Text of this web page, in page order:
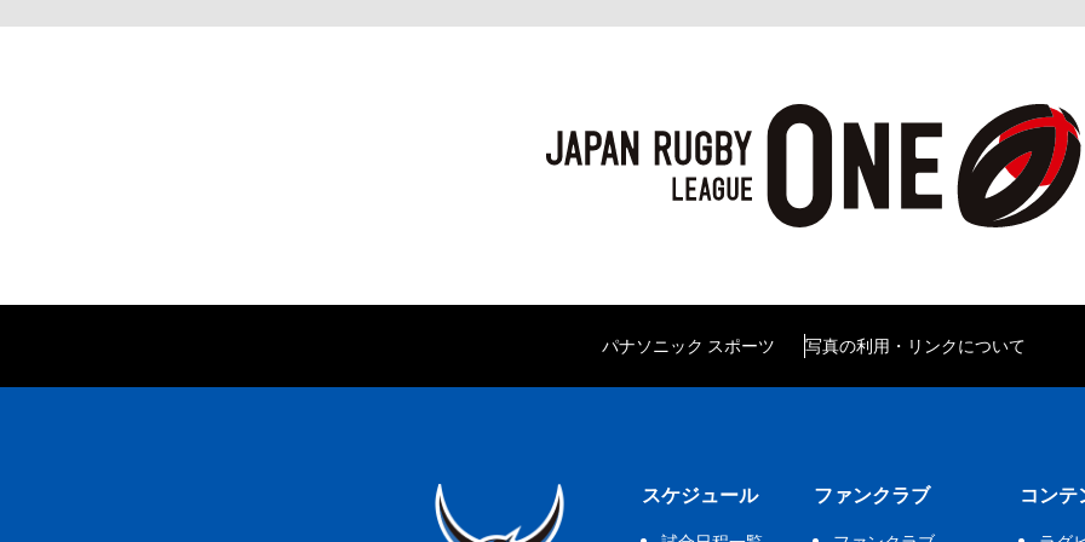
パナソニック スポーツ 写真の利用・リンクについて
スケジュール ファンクラブ コンテ